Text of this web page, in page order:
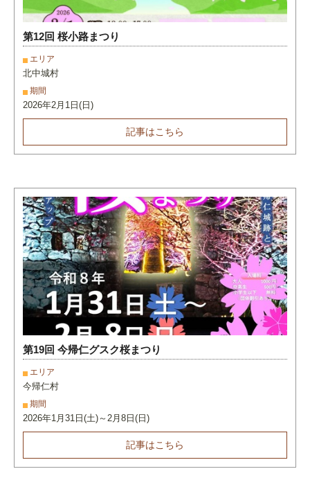
第12回 桜小路まつり
エリア
北中城村
期間
2026年2月1日(日)
記事はこちら
第19回 今帰仁グスク桜まつり
エリア
今帰仁村
期間
2026年1月31日(土)～2月8日(日)
記事はこちら